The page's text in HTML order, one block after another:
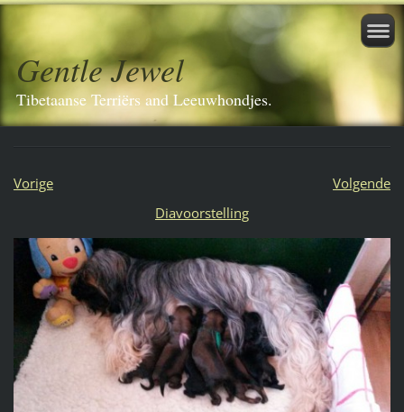
Gentle Jewel
Tibetaanse Terriërs and Leeuwhondjes.
Vorige
Volgende
Diavoorstelling